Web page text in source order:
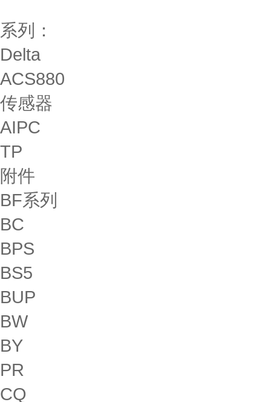
系列：
Delta
ACS880
传感器
AIPC
TP
附件
BF系列
BC
BPS
BS5
BUP
BW
BY
PR
CQ